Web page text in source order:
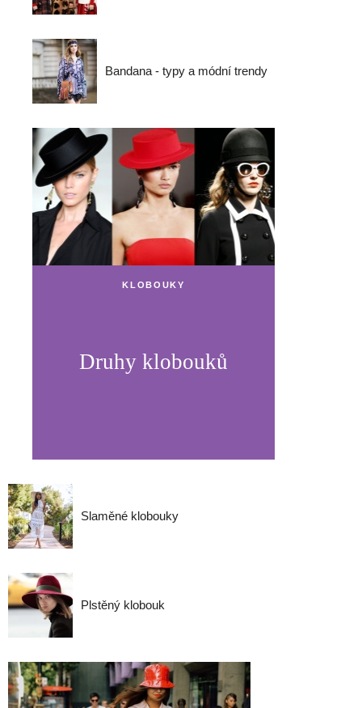
Bandana - typy a módní trendy
KLOBOUKY
Druhy klobouků
Slaměné klobouky
Plstěný klobouk